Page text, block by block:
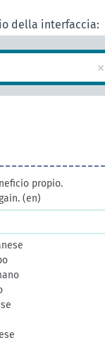
della interfaccia:
×
propio.
(en)